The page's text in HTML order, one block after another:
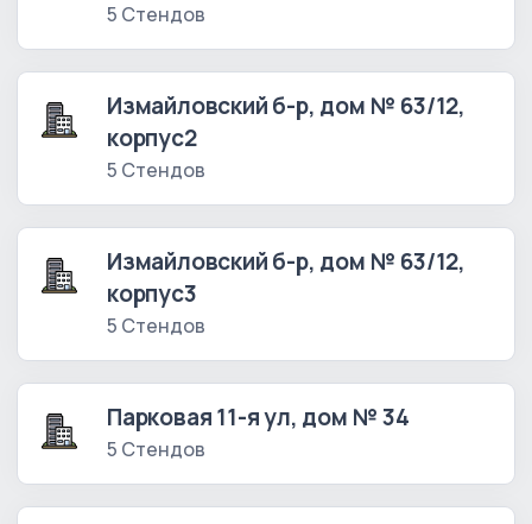
5 Стендов
Измайловский б-р, дом № 63/12,
корпус2
5 Стендов
Измайловский б-р, дом № 63/12,
корпус3
5 Стендов
Парковая 11-я ул, дом № 34
5 Стендов